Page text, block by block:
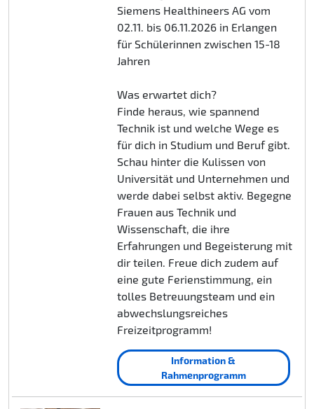
Siemens Healthineers AG vom
02.11. bis 06.11.2026 in Erlangen
für Schülerinnen zwischen 15-18
Jahren
Was erwartet dich?
Finde heraus, wie spannend
Technik ist und welche Wege es
für dich in Studium und Beruf gibt.
Schau hinter die Kulissen von
Universität und Unternehmen und
werde dabei selbst aktiv. Begegne
Frauen aus Technik und
Wissenschaft, die ihre
Erfahrungen und Begeisterung mit
dir teilen. Freue dich zudem auf
eine gute Ferienstimmung, ein
tolles Betreuungsteam und ein
abwechslungsreiches
Freizeitprogramm!
Information &
Rahmenprogramm